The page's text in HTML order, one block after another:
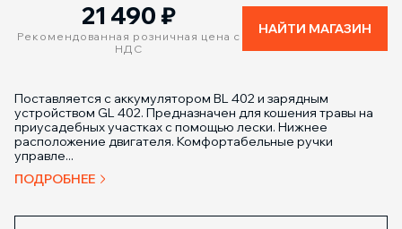
21 490 ₽
Рекомендованная розничная цена с
НДС
НАЙТИ МАГАЗИН
Поставляется с аккумулятором BL 402 и зарядным
устройством GL 402. Предназначен для кошения травы на
приусадебных участках с помощью лески. Нижнее
расположение двигателя. Комфортабельные ручки
управле...
ПОДРОБНЕЕ